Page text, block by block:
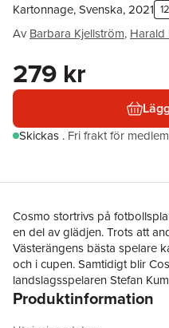
Kartonnage, Svenska, 2021
Av Barbara Kjellström, Harald
279 kr
Skickas . Fri frakt för
Cosmo stortrivs på
en del av glädjen. Trots att
Västerängens bästa spelare
och i cupen. Samtidigt blir
landslagsspelaren Stefan
har Cosmo flickvännen Mira,
Produktinformation